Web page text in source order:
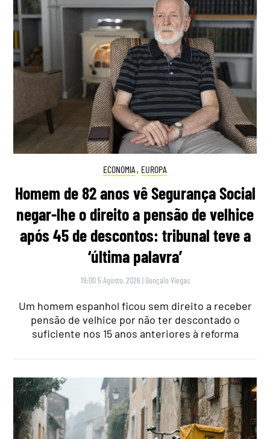
ECONOMIA , EUROPA
Homem de 82 anos vê Segurança Social
negar-lhe o direito a pensão de velhice
após 45 de descontos: tribunal teve a
‘última palavra’
19:00 5 Agosto, 2026 | Gonçalo Viegas
Um homem espanhol ficou sem direito a receber
pensão de velhice por não ter descontado o
suficiente nos 15 anos anteriores à reforma